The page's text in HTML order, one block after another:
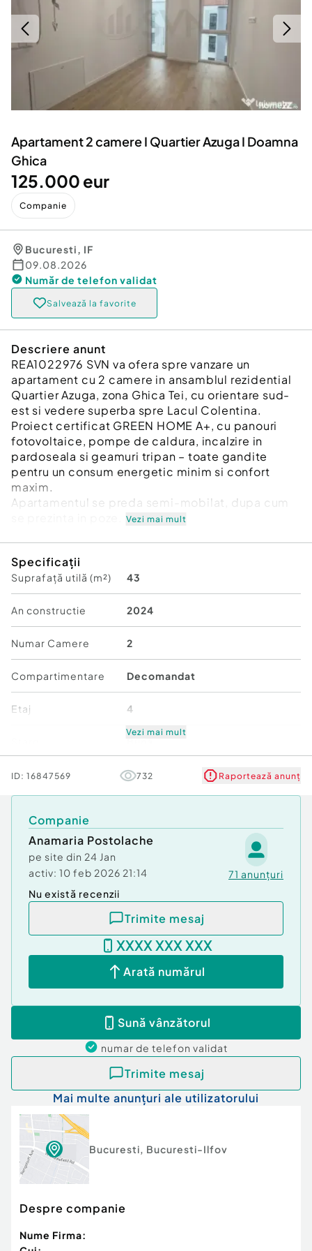
Servicii
Animale de companie
Afaceri și echipamente profesionale
Inchiriere Bunuri si Vehicule
Utilaje agricole si industriale
Piese auto si accesorii
Dacia Duster
Apartament 2 camere I Quartier Azuga I Doamna
Ghica
125.000 eur
Companie
Bucuresti, IF
09.08.2026
Număr de telefon validat
Salvează la favorite
Descriere anunt
REA1022976 SVN va ofera spre vanzare un
apartament cu 2 camere in ansamblul rezidential
Quartier Azuga, zona Ghica Tei, cu orientare sud-
est si vedere superba spre Lacul Colentina.
Proiect certificat GREEN HOME A+, cu panouri
fotovoltaice, pompe de caldura, incalzire in
pardoseala si geamuri tripan – toate gandite
pentru un consum energetic minim si confort
maxim.
Apartamentul se preda semi-mobilat, dupa cum
Egger, obiecte sanitare Grohe. Acces monitorizat,
fatada ventilata si clubhouse pentru evenimente
private.
Zona este linistita si bine conectata, cu acces
rapid la mijloace de transport, supermarketuri,
Farmacia Tei si spatii verzi. Ideal pentru locuinta
proprie sau investitie. ...
Confort:
Tip imobil:
Bloc de apartamente
Vezi mai mult
Specificații
Suprafață utilă (m²) 43
An constructie 2024
Numar Camere 2
Compartimentare Decomandat
Etaj 4
Comfort 1
Vezi mai mult
ID: 16847569 732 Raportează anunț
Companie
Anamaria Postolache
pe site din 24 Jan
activ: 10 feb 2026 21:14 71 anunțuri
Nu există recenzii
Trimite mesaj
XXXX XXX XXX
Arată numărul
Sună vânzătorul
numar de telefon validat
Trimite mesaj
Mai multe anunțuri ale utilizatorului
Bucuresti, Bucuresti-Ilfov
Despre companie
Nume Firma: